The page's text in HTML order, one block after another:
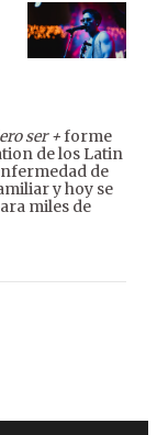
ser +forme
de los Latin
de
y hoy se
miles de